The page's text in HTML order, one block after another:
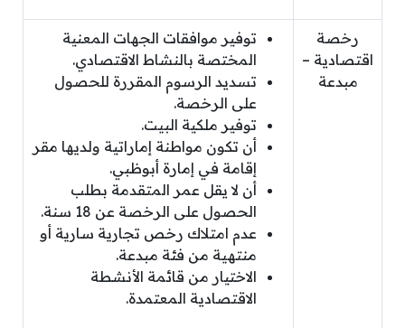
رخصة
اقتصادية –
مبدعة
توفير موافقات الجهات المعنية
المختصة بالنشاط الاقتصادي.
تسديد الرسوم المقررة للحصول
على الرخصة.
توفير ملكية البيت.
أن تكون مواطنة إماراتية ولديها مقر
إقامة في إمارة أبوظبي.
أن لا يقل عمر المتقدمة بطلب
الحصول على الرخصة عن 18 سنة.
عدم امتلاك رخص تجارية سارية أو
منتهية من فئة مبدعة.
الاختيار من قائمة الأنشطة
الاقتصادية المعتمدة.